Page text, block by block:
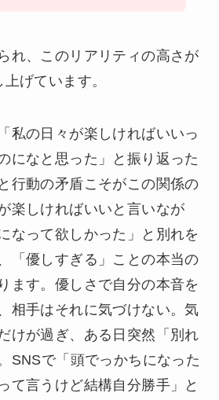
れ、このリアリティの高さが
げています。
私の日々が楽しければいいっ
になと思った」と振り返った
行動の矛盾こそがこの関係の
楽しければいいと言いなが
なって欲しかった」と別れを
「優しすぎる」ことの本当の
ます。優しさで自分の本音を
相手はそれに気づけない。気
けが過ぎ、ある日突然「別れ
SNSで「頭でっかちになった
て言うけど結構自分勝手」と